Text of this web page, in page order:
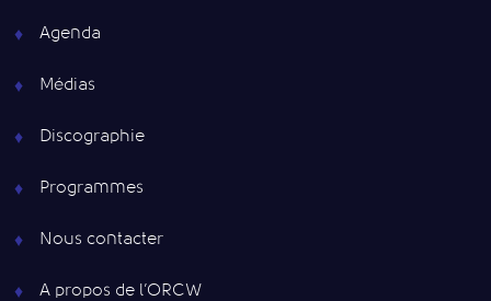
Agenda
Médias
Discographie
Programmes
Nous contacter
A propos de l’ORCW